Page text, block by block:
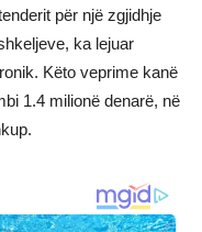
për një zgjidhje
ka lejuar
Këto veprime kanë
1.4 milionë denarë, në